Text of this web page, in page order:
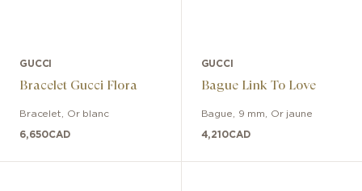
GUCCI
Bracelet Gucci Flora
Bracelet Or blanc
6,650CAD
GUCCI
Bague Link To Love
Bague 9 mm Or jaune
4,210CAD